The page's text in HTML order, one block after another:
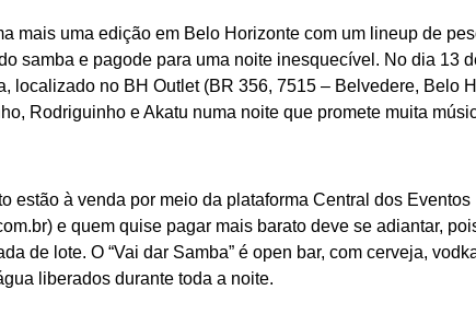
mais uma edição em Belo Horizonte com um lineup de
samba e pagode para uma noite inesquecível. No dia 13
localizado no BH Outlet (BR 356, 7515 – Belvedere, Belo
Rodriguinho e Akatu numa noite que promete muita
estão à venda por meio da plataforma Central dos Eventos
) e quem quise pagar mais barato deve se adiantar,
de lote. O “Vai dar Samba” é open bar, com cerveja,
liberados durante toda a noite.